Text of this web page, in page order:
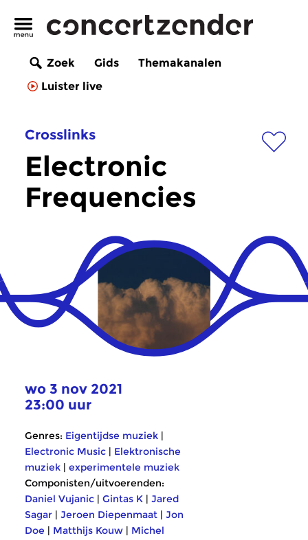
Zoek Gids
Themakanalen
Luister live
Crosslinks
Electronic
Frequencies
wo 3 nov 2021
23:00 uur
Genres: Eigentijdse muziek |
Electronic Music | Elektronische
muziek | experimentele muziek
Componisten/uitvoerenden:
Daniel Vujanic | Gintas K | Jared
Sagar | Jeroen Diepenmaat | Jon
Doe | Matthijs Kouw | Michel